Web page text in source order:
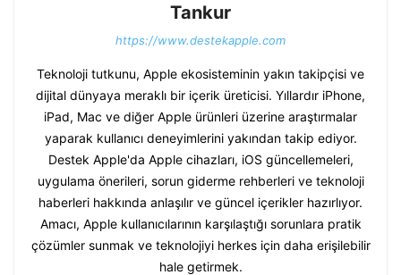
Tankur
https://www.destekapple.com
Teknoloji tutkunu, Apple ekosisteminin yakın takipçisi ve
dijital dünyaya meraklı bir içerik üreticisi. Yıllardır iPhone,
iPad, Mac ve diğer Apple ürünleri üzerine araştırmalar
yaparak kullanıcı deneyimlerini yakından takip ediyor.
Destek Apple'da Apple cihazları, iOS güncellemeleri,
uygulama önerileri, sorun giderme rehberleri ve teknoloji
haberleri hakkında anlaşılır ve güncel içerikler hazırlıyor.
Amacı, Apple kullanıcılarının karşılaştığı sorunlara pratik
çözümler sunmak ve teknolojiyi herkes için daha erişilebilir
hale getirmek.